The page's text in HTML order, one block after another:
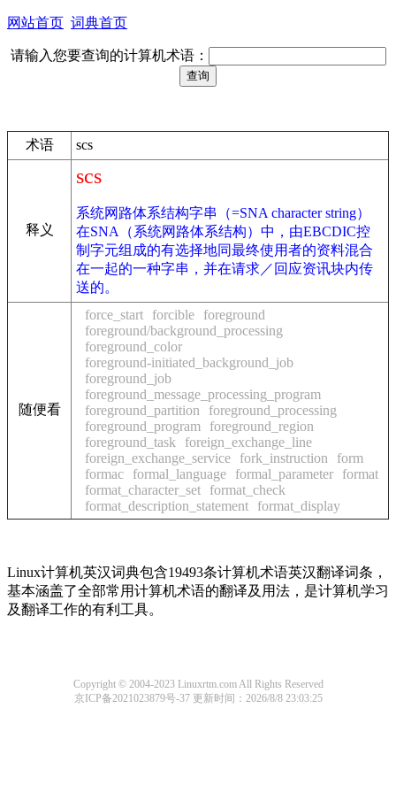
网站首页 词典首页
请输入您要查询的计算机术语：
术语 scs
释义
scs
系统网路体系结构字串（=SNA character string）
在SNA（系统网路体系结构）中，由EBCDIC控
制字元组成的有选择地同最终使用者的资料混合
在一起的一种字串，并在请求／回应资讯块内传
送的。
随便看
force_start forcible
foreground
foreground/background_processing
foreground_color
foreground-initiated_background_job
foreground_job
foreground_message_processing_program
foreground_partition
foreground_processing
foreground_program
foreground_region
foreground_task
foreign_exchange_line
foreign_exchange_service
fork_instruction
form
formac
formal_language formal_parameter
format
format_character_set
format_check
format_description_statement
format_display
Linux计算机英汉词典包含19493条计算机术语英汉翻译词条，
基本涵盖了全部常用计算机术语的翻译及用法，是计算机学习
及翻译工作的有利工具。
Copyright © 2004-2023 Linuxrtm.com All Rights Reserved
京ICP备2021023879号-37更新时间：2026/8/8 23:03:25